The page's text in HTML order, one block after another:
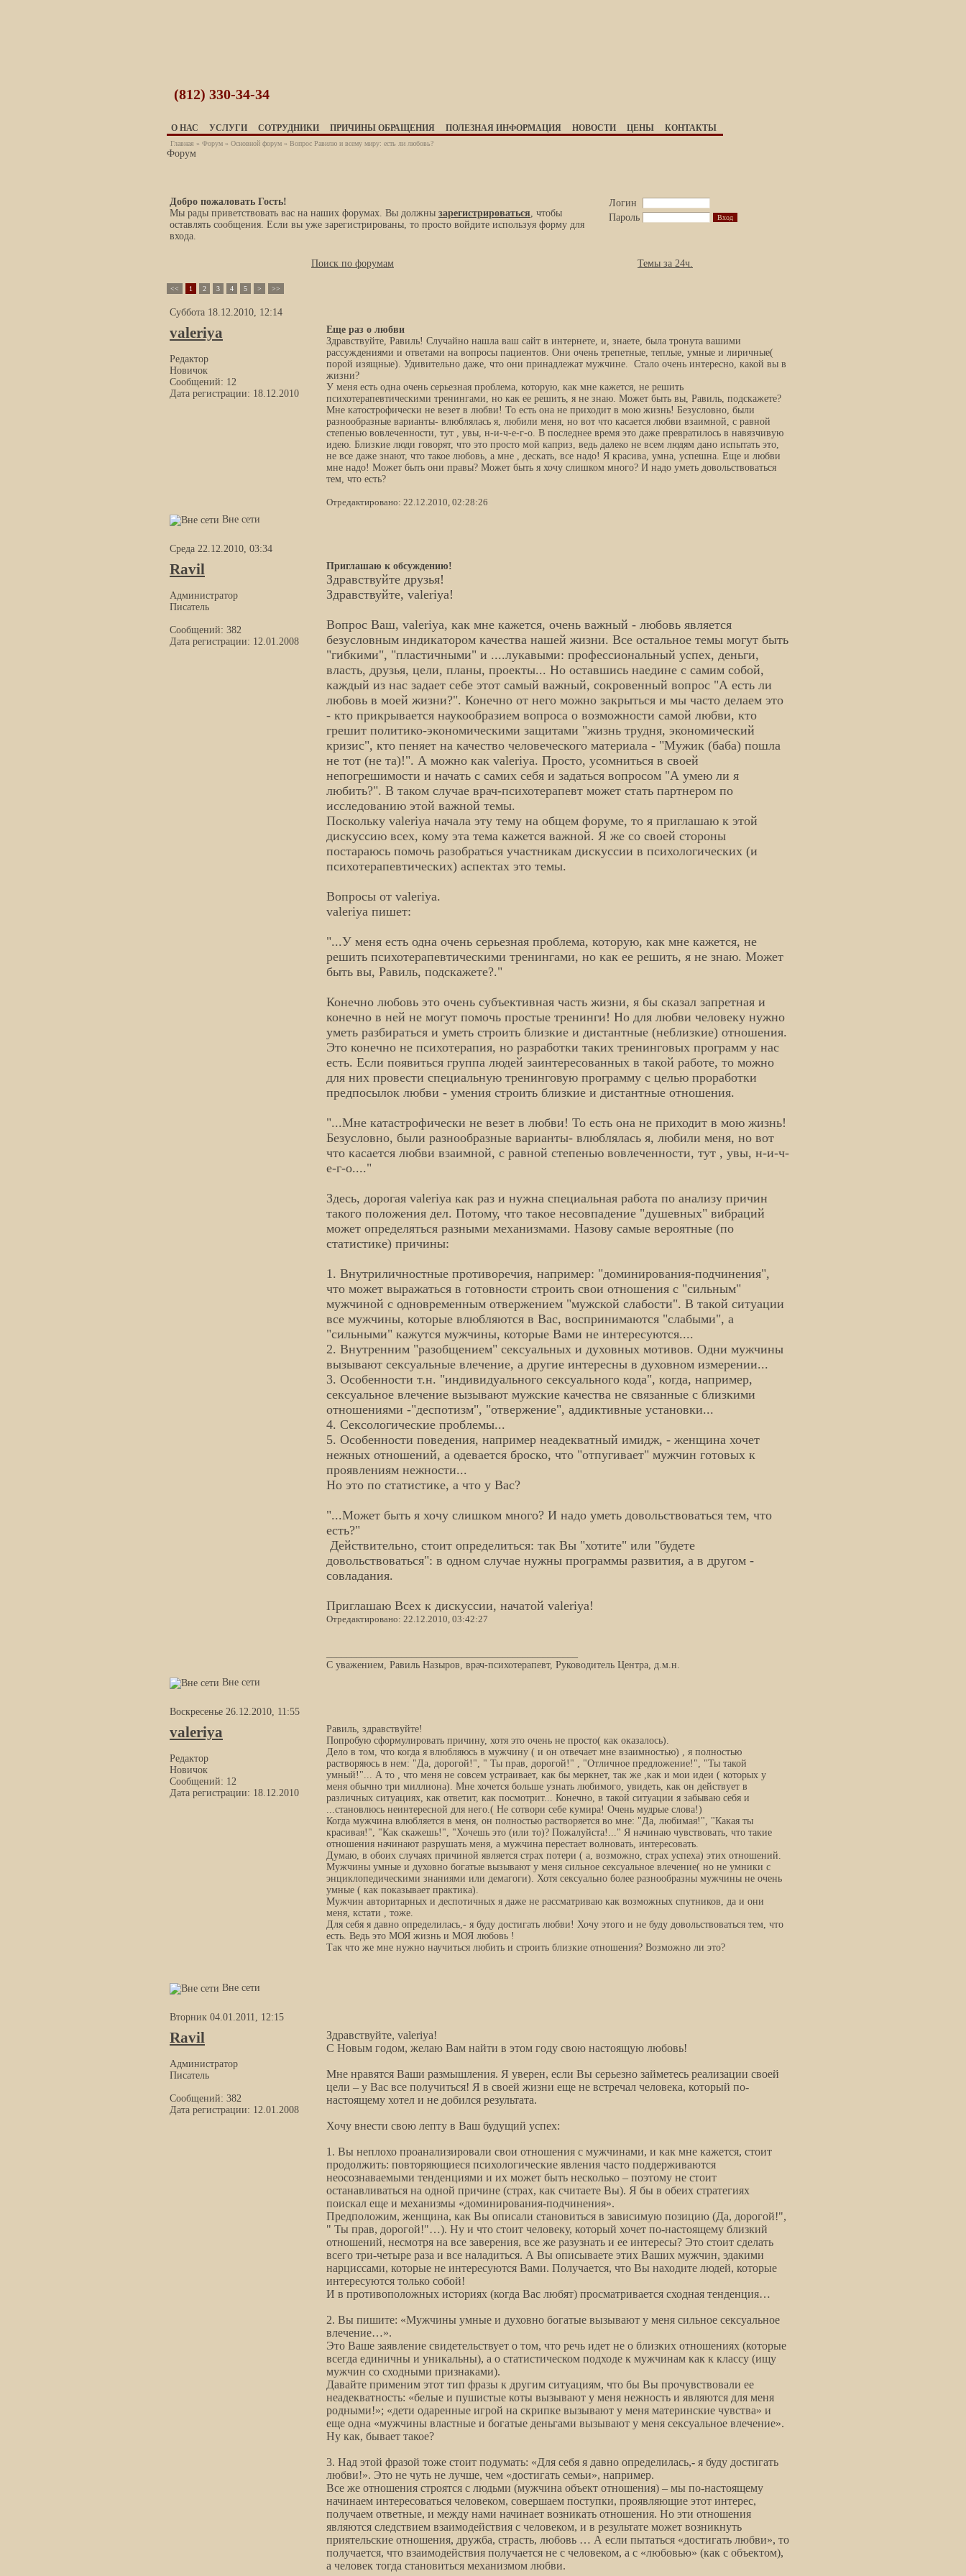
(812) 330-34-34
О НАС УСЛУГИ СОТРУДНИКИ ПРИЧИНЫ ОБРАЩЕНИЯ ПОЛЕЗНАЯ ИНФОРМАЦИЯ НОВОСТИ ЦЕНЫ КОНТАКТЫ
Главная » Форум » Основной форум » Вопрос Равилю и всему миру: есть ли любовь?
Форум
Добро пожаловать Гость!
Мы рады приветствовать вас на наших форумах. Вы должны зарегистрироваться, чтобы
оставлять сообщения. Если вы уже зарегистрированы, то просто войдите используя форму для
входа.
Логин
Пароль
Поиск по форумам Темы за 24ч.
<< 1 2 3 4 5 > >>
Суббота 18.12.2010, 12:14
valeriya
Редактор
Новичок
Сообщений: 12
Дата регистрации: 18.12.2010
Еще раз о любви
Здравствуйте, Равиль! Случайно нашла ваш сайт в интернете, и, знаете, была тронута вашими
рассуждениями и ответами на вопросы пациентов. Они очень трепетные, теплые, умные и лиричные(
порой изящные). Удивительно даже, что они принадлежат мужчине. Стало очень интересно, какой вы в
жизни?
У меня есть одна очень серьезная проблема, которую, как мне кажется, не решить
психотерапевтическими тренингами, но как ее решить, я не знаю. Может быть вы, Равиль, подскажете?
Мне катострофически не везет в любви! То есть она не приходит в мою жизнь! Безусловно, были
разнообразные варианты- влюблялась я, любили меня, но вот что касается любви взаимной, с равной
степенью вовлеченности, тут , увы, н-и-ч-е-г-о. В последнее время это даже превратилось в навязчивую
идею. Близкие люди говорят, что это просто мой каприз, ведь далеко не всем людям дано испытать это,
не все даже знают, что такое любовь, а мне , дескать, все надо! Я красива, умна, успешна. Еще и любви
мне надо! Может быть они правы? Может быть я хочу слишком много? И надо уметь довольствоваться
тем, что есть?
Отредактировано: 22.12.2010, 02:28:26
Вне сети
Среда 22.12.2010, 03:34
Ravil
Администратор
Писатель
Сообщений: 382
Дата регистрации: 12.01.2008
Приглашаю к обсуждению!
Здравствуйте друзья!
Здравствуйте, valeriya!
Вопрос Ваш, valeriya, как мне кажется, очень важный - любовь является
безусловным индикатором качества нашей жизни. Все остальное темы могут быть
"гибкими", "пластичными" и ....лукавыми: профессиональный успех, деньги,
власть, друзья, цели, планы, проекты... Но оставшись наедине с самим собой,
каждый из нас задает себе этот самый важный, сокровенный вопрос "А есть ли
любовь в моей жизни?". Конечно от него можно закрыться и мы часто делаем это
- кто прикрывается наукообразием вопроса о возможности самой любви, кто
грешит политико-экономическими защитами "жизнь трудня, экономический
кризис", кто пеняет на качество человеческого материала - "Мужик (баба) пошла
не тот (не та)!". А можно как valeriya. Просто, усомниться в своей
непогрешимости и начать с самих себя и задаться вопросом "А умею ли я
любить?". В таком случае врач-психотерапевт может стать партнером по
исследованию этой важной темы.
Поскольку valeriya начала эту тему на общем форуме, то я приглашаю к этой
дискуссию всех, кому эта тема кажется важной. Я же со своей стороны
постараюсь помочь разобраться участникам дискуссии в психологических (и
психотерапевтических) аспектах это темы.
Вопросы от valeriya.
valeriya пишет:
"...У меня есть одна очень серьезная проблема, которую, как мне кажется, не
решить психотерапевтическими тренингами, но как ее решить, я не знаю. Может
быть вы, Равиль, подскажете?."
Конечно любовь это очень субъективная часть жизни, я бы сказал запретная и
конечно в ней не могут помочь простые тренинги! Но для любви человеку нужно
уметь разбираться и уметь строить близкие и дистантные (неблизкие) отношения.
Это конечно не психотерапия, но разработки таких тренинговых программ у нас
есть. Если появиться группа людей заинтересованных в такой работе, то можно
для них провести специальную тренинговую программу с целью проработки
предпосылок любви - умения строить близкие и дистантные отношения.
"...Мне катастрофически не везет в любви! То есть она не приходит в мою жизнь!
Безусловно, были разнообразные варианты- влюблялась я, любили меня, но вот
что касается любви взаимной, с равной степенью вовлеченности, тут , увы, н-и-ч-
е-г-о...."
Здесь, дорогая valeriya как раз и нужна специальная работа по анализу причин
такого положения дел. Потому, что такое несовпадение "душевных" вибраций
может определяться разными механизмами. Назову самые вероятные (по
статистике) причины:
1. Внутриличностные противоречия, например: "доминирования-подчинения",
что может выражаться в готовности строить свои отношения с "сильным"
мужчиной с одновременным отвержением "мужской слабости". В такой ситуации
все мужчины, которые влюбляются в Вас, воспринимаются "слабыми", а
"сильными" кажутся мужчины, которые Вами не интересуются....
2. Внутренним "разобщением" сексуальных и духовных мотивов. Одни мужчины
вызывают сексуальные влечение, а другие интересны в духовном измерении...
3. Особенности т.н. "индивидуального сексуального кода", когда, например,
сексуальное влечение вызывают мужские качества не связанные с близкими
отношениями -"деспотизм", "отвержение", аддиктивные установки...
4. Сексологические проблемы...
5. Особенности поведения, например неадекватный имидж, - женщина хочет
нежных отношений, а одевается броско, что "отпугивает" мужчин готовых к
проявлениям нежности...
Но это по статистике, а что у Вас?
"...Может быть я хочу слишком много? И надо уметь довольствоваться тем, что
есть?"
Действительно, стоит определиться: так Вы "хотите" или "будете
довольствоваться": в одном случае нужны программы развития, а в другом -
совладания.
Приглашаю Всех к дискуссии, начатой valeriya!
Отредактировано: 22.12.2010, 03:42:27
С уважением, Равиль Назыров, врач-психотерапевт, Руководитель Центра, д.м.н.
Вне сети
Воскресенье 26.12.2010, 11:55
valeriya
Редактор
Новичок
Сообщений: 12
Дата регистрации: 18.12.2010
Равиль, здравствуйте!
Попробую сформулировать причину, хотя это очень не просто( как оказалось).
Дело в том, что когда я влюбляюсь в мужчину ( и он отвечает мне взаимностью) , я полностью
растворяюсь в нем: "Да, дорогой!", " Ты прав, дорогой!" , "Отличное предложение!", "Ты такой
умный!"... А то , что меня не совсем устраивает, как бы меркнет, так же ,как и мои идеи ( которых у
меня обычно три миллиона). Мне хочется больше узнать любимого, увидеть, как он действует в
различных ситуациях, как ответит, как посмотрит... Конечно, в такой ситуации я забываю себя и
...становлюсь неинтересной для него.( Не сотвори себе кумира! Очень мудрые слова!)
Когда мужчина влюбляется в меня, он полностью растворяется во мне: "Да, любимая!", "Какая ты
красивая!", "Как скажешь!", "Хочешь это (или то)? Пожалуйста!..." Я начинаю чувствовать, что такие
отношения начинают разрушать меня, а мужчина перестает волновать, интересовать.
Думаю, в обоих случаях причиной является страх потери ( а, возможно, страх успеха) этих отношений.
Мужчины умные и духовно богатые вызывают у меня сильное сексуальное влечение( но не умники с
энциклопедическими знаниями или демагоги). Хотя сексуально более разнообразны мужчины не очень
умные ( как показывает практика).
Мужчин авторитарных и деспотичных я даже не рассматриваю как возможных спутников, да и они
меня, кстати , тоже.
Для себя я давно определилась,- я буду достигать любви! Хочу этого и не буду довольствоваться тем, что
есть. Ведь это МОЯ жизнь и МОЯ любовь !
Так что же мне нужно научиться любить и строить близкие отношения? Возможно ли это?
Вне сети
Вторник 04.01.2011, 12:15
Ravil
Администратор
Писатель
Сообщений: 382
Дата регистрации: 12.01.2008
Здравствуйте, valeriya!
С Новым годом, желаю Вам найти в этом году свою настоящую любовь!
Мне нравятся Ваши размышления. Я уверен, если Вы серьезно займетесь реализации своей
цели – у Вас все получиться! Я в своей жизни еще не встречал человека, который по-
настоящему хотел и не добился результата.
Хочу внести свою лепту в Ваш будущий успех:
1. Вы неплохо проанализировали свои отношения с мужчинами, и как мне кажется, стоит
продолжить: повторяющиеся психологические явления часто поддерживаются
неосознаваемыми тенденциями и их может быть несколько – поэтому не стоит
останавливаться на одной причине (страх, как считаете Вы). Я бы в обеих стратегиях
поискал еще и механизмы «доминирования-подчинения».
Предположим, женщина, как Вы описали становиться в зависимую позицию (Да, дорогой!",
" Ты прав, дорогой!"…). Ну и что стоит человеку, который хочет по-настоящему близкий
отношений, несмотря на все заверения, все же разузнать и ее интересы? Это стоит сделать
всего три-четыре раза и все наладиться. А Вы описываете этих Ваших мужчин, эдакими
нарциссами, которые не интересуются Вами. Получается, что Вы находите людей, которые
интересуются только собой!
И в противоположных историях (когда Вас любят) просматривается сходная тенденция…
2. Вы пишите: «Мужчины умные и духовно богатые вызывают у меня сильное сексуальное
влечение…».
Это Ваше заявление свидетельствует о том, что речь идет не о близких отношениях (которые
всегда единичны и уникальны), а о статистическом подходе к мужчинам как к классу (ищу
мужчин со сходными признаками).
Давайте применим этот тип фразы к другим ситуациям, что бы Вы прочувствовали ее
неадекватность: «белые и пушистые коты вызывают у меня нежность и являются для меня
родными!»; «дети одаренные игрой на скрипке вызывают у меня материнские чувства» и
еще одна «мужчины властные и богатые деньгами вызывают у меня сексуальное влечение».
Ну как, бывает такое?
3. Над этой фразой тоже стоит подумать: «Для себя я давно определилась,- я буду достигать
любви!». Это не чуть не лучше, чем «достигать семьи», например.
Все же отношения строятся с людьми (мужчина объект отношения) – мы по-настоящему
начинаем интересоваться человеком, совершаем поступки, проявляющие этот интерес,
получаем ответные, и между нами начинает возникать отношения. Но эти отношения
являются следствием взаимодействия с человеком, и в результате может возникнуть
приятельские отношения, дружба, страсть, любовь … А если пытаться «достигать любви», то
получается, что взаимодействия получается не с человеком, а с «любовью» (как с объектом),
а человек тогда становиться механизмом любви.